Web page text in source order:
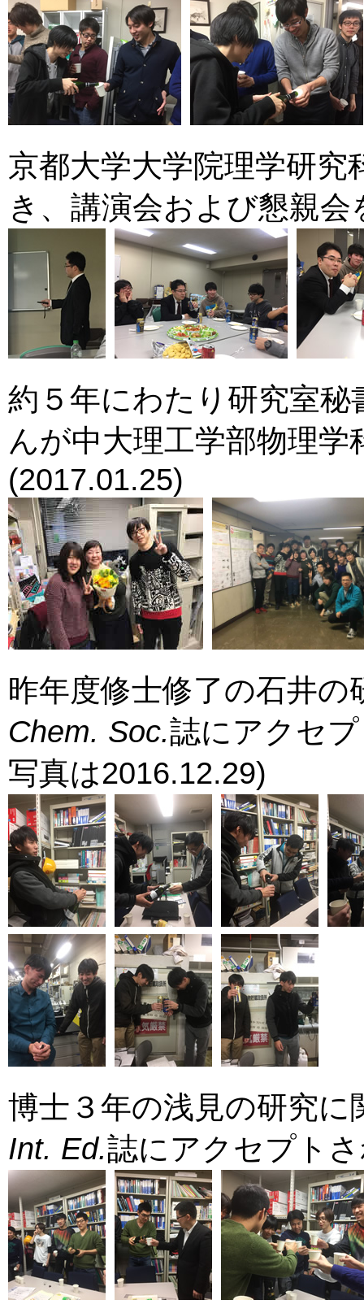
京都大学大学院理学研
き、講演会および懇親
約５年にわたり研究室
んが中大理工学部物理
(2017.01.25)
昨年度修士修了の石井
Chem. Soc.誌にアクセ
写真は2016.12.29)
博士３年の浅見の研究に
Int. Ed.誌にアクセプト